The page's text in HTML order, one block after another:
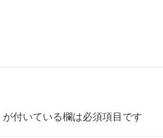
が付いている欄は必須項目です